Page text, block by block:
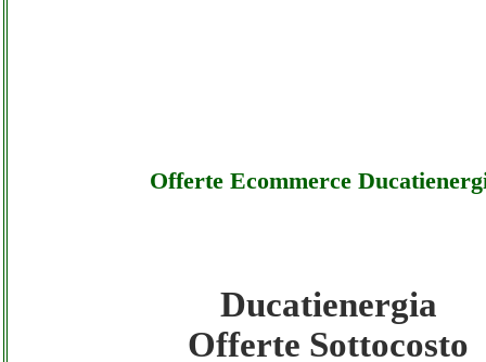
Offerte Ecommerce
Ducatienergia - Offerte Ecommerce
Ducatienergia
Offerte Sottocosto